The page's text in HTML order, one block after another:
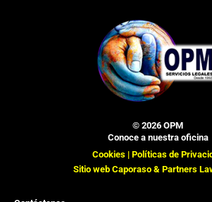
© 2026 OPM
Conoce a nuestra oficina
Cookies | Políticas de
Sitio web Caporaso & Partners